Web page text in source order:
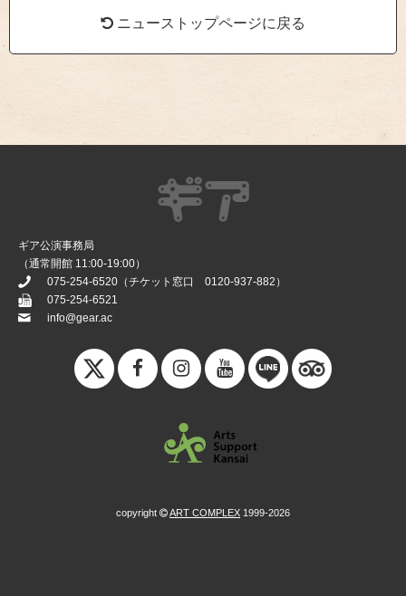
ニューストップページに戻る
ギア公演事務局
（通常開館 11:00-19:00）
075-254-6520 （チケット窓口 0120-937-882 ）
075-254-6521
info@gear.ac
copyright ART COMPLEX 1999-2026